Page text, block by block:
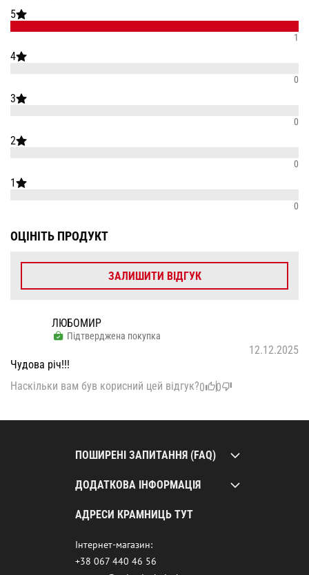
5
1
4
0
3
0
2
0
1
0
ОЦІНІТЬ ПРОДУКТ
ЗАЛИШИТИ ВІДГУК
ЛЮБОМИР
Підтверджена покупка
12.12.2025
Чудова річ!!!
Наскільки вам був корисний цей відгук?0 0
ПОШИРЕНІ ЗАПИТАННЯ (FAQ)
ДОДАТКОВА ІНФОРМАЦІЯ
АДРЕСИ КРАМНИЦЬ ТУТ
Інтернет-магазин:
+38 067 440 46 56